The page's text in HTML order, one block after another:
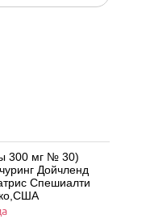
300 мг № 30)
Дойчленд
Спешиалти